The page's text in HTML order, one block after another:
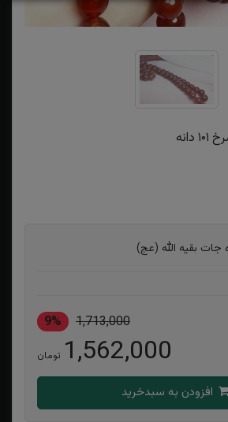
جات بقیه الله (عج)
1,713,000
9%
1,562,000 تومان